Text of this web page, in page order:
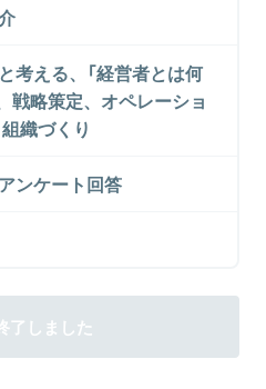
考える、「経営者とは何
戦略策定、オペレーショ
織づくり
ンケート回答
了しました